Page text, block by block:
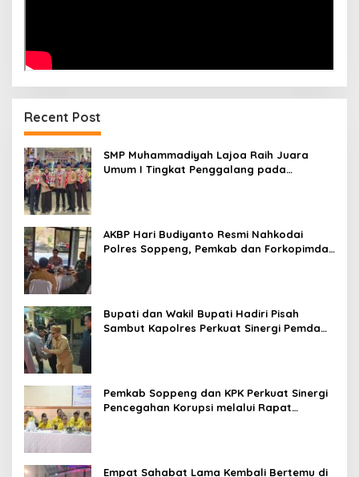
Recent Post
SMP Muhammadiyah Lajoa Raih Juara
Umum I Tingkat Penggalang pada
AKBP Hari Budiyanto Resmi Nahkodai
Polres Soppeng, Pemkab dan Forkopimda
Bupati dan Wakil Bupati Hadiri Pisah
Sambut Kapolres Perkuat Sinergi Pemda
Pemkab Soppeng dan KPK Perkuat Sinergi
Pencegahan Korupsi melalui Rapat
Empat Sahabat Lama Kembali Bertemu di